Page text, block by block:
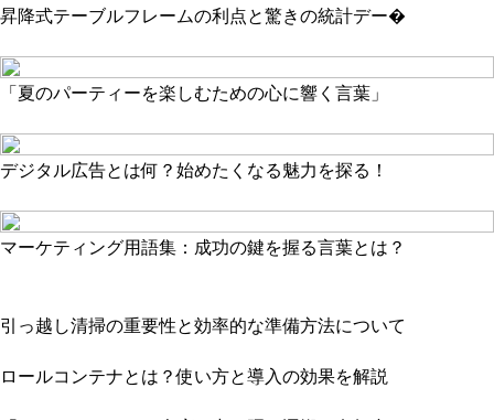
昇降式テーブルフレームの利点と驚きの統計デー�
「夏のパーティーを楽しむための心に響く言葉」
デジタル広告とは何？始めたくなる魅力を探る！
マーケティング用語集：成功の鍵を握る言葉とは？
引っ越し清掃の重要性と効率的な準備方法について
ロールコンテナとは？使い方と導入の効果を解説